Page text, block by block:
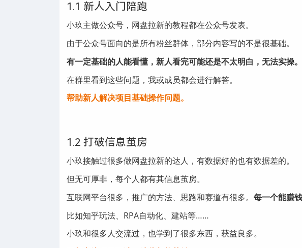
1.1 新人入门陪跑
小玖主做公众号，网盘拉新的教程都在公众号发表。
由于公众号面向的是所有粉丝群体，部分内容写的不是很基础。
有一定基础的人能看懂，新人看完可能还是不太明白，无法实操。
在群里看到这些问题，我或成员都会进行解答。
帮助新人解决项目基础操作问题。
1.2 打破信息茧房
小玖接触过很多做网盘拉新的达人，有数据好的也有数据差的。
但无可厚非，每个人都有其信息茧房。
互联网平台很多，推广的方法、思路和赛道有很多。 每一个能赚
比如知乎玩法、RPA自动化、建站等……
小玖和很多人交流过，也学到了很多东西，获益良多。